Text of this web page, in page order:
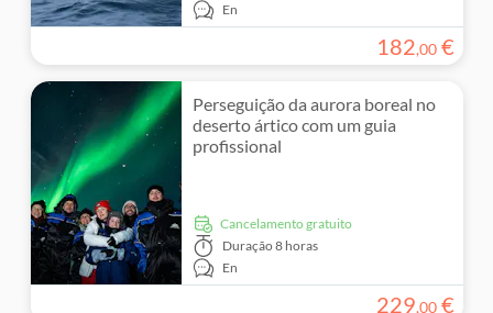
En
182,00 €
Perseguição da aurora boreal no
deserto ártico com um guia
profissional
Cancelamento gratuito
Duração8 horas
En
229,00 €